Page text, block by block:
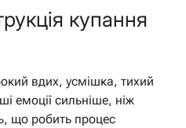
купання
вдих, усмішка, тихий
емоції сильніше, ніж
що робить процес